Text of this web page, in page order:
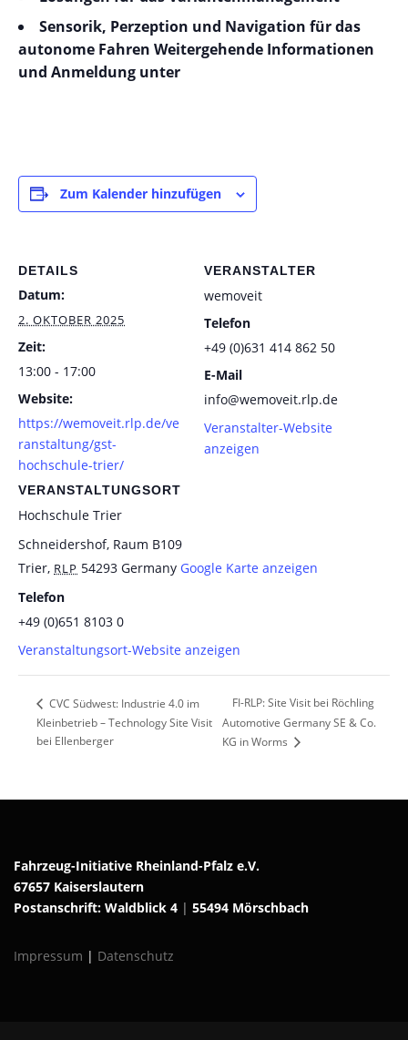
Sensorik, Perzeption und Navigation für das
autonome Fahren Weitergehende Informationen
und Anmeldung unter
Zum Kalender hinzufügen
DETAILS
Datum:
2. OKTOBER 2025
Zeit:
13:00 - 17:00
Website:
https://wemoveit.rlp.de/ve
ranstaltung/gst-
hochschule-trier/
VERANSTALTUNGSORT
Hochschule Trier
Schneidershof, Raum B109
Trier, RLP 54293 Germany Google Karte anzeigen
Telefon
+49 (0)651 8103 0
Veranstaltungsort-Website anzeigen
VERANSTALTER
wemoveit
Telefon
+49 (0)631 414 862 50
E-Mail
info@wemoveit.rlp.de
Veranstalter-Website
anzeigen
CVC Südwest: Industrie 4.0 im
Kleinbetrieb – Technology Site Visit
bei Ellenberger
FI-RLP: Site Visit bei Röchling
Automotive Germany SE & Co.
KG in Worms
Fahrzeug-Initiative Rheinland-Pfalz e.V.
67657 Kaiserslautern
Postanschrift: Waldblick 4 | 55494 Mörschbach
Impressum | Datenschutz